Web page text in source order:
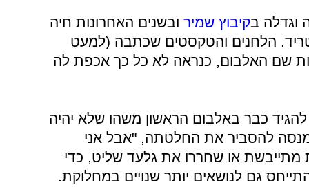
קיבוץ שמיר ובשנים האחרונות חיה
הלחנים והטקסטים שכתבה (למעט
שם האלבום, כנראה לא כל כך אכפת לה
כבר באלבום הראשון משהו שלא יהיה
מנסה להסביר את החלטתה, "אבל אני
או שחררו את גלעד שליט, כדי
גם לנושאים יותר שנויים במחלוקת.